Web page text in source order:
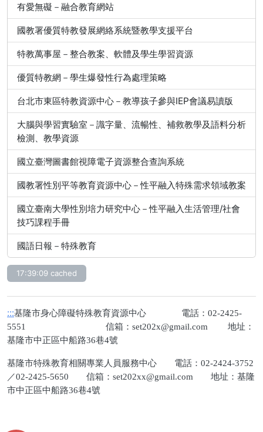
有愛無礙－融合教育網站
國教署優質特教發展網絡系統暨教學支援平台
特教萬事屋－整合教案、軟體及學生學習資源
優質特教網－學生爆發性行為處理策略
台北市東區特教資源中心－教導孩子參與IEP會議易讀版
大腦與學習實驗室－識字量、流暢性、補救教學及語料分析
檢測、教學資源
國立臺灣圖書館視障電子資源整合查詢系統
國教署性別平等教育資源中心－性平融入特殊需求領域教案
國立臺南大學性別培力研究中心－性平融入生活管理/社會
技巧課程手冊
國語日報－特殊教育
17:39:09 cached
:::基隆市身心障礙特殊教育資源中心 電話：02-2425-
5551 信箱： set202x@gmail.com 地址：
基隆市中正區中船路36巷4號
基隆市特殊教育相關專業人員服務中心 電話：02-2424-3752
／02-2425-5650 信箱： set202xx@gmail.com 地址：基隆
市中正區中船路36巷4號